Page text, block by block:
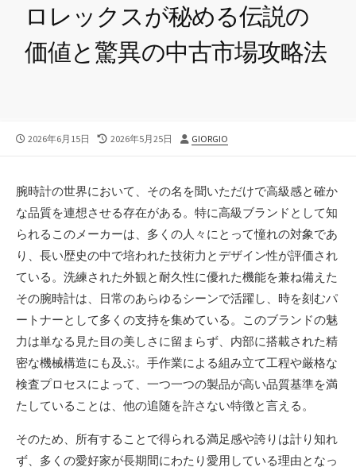
ロレックスが秘める伝説の
価値と驚異の中古市場攻略法
公
2026年6月15日
最
日
2026年5月25日
投
GIORGIO
腕時計の世界において、その名を聞いただけで高級感と確か
な品質を連想させる存在がある。 特に高級ブランドとして知
られるこのメーカーは、多くの人々にとって憧れの対象であ
り、長い歴史の中で培われた技術力とデザイン性が評価され
ている。洗練された外観と耐久性に優れた機能を兼ね備えた
その腕時計は、日常のあらゆるシーンで活躍し、時を刻むパ
ートナーとして多くの支持を集めている。このブランドの魅
力は単なる見た目の美しさに留まらず、内部に搭載された精
密な機械構造にも及ぶ。手作業による組み立て工程や厳格な
検査プロセスによって、一つ一つの製品が高い品質基準を満
たしていることは、他の追随を許さない特徴と言える。
そのため、所有することで得られる満足感や誇りは計り知れ
ず、多くの愛好家が長期間にわたり愛用している理由となっ